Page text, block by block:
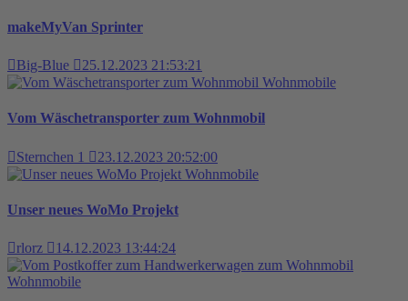
makeMyVan Sprinter
Big-Blue
25.12.2023 21:53:21
Wohnmobile
Vom Wäschetransporter zum Wohnmobil
Sternchen 1
23.12.2023 20:52:00
Wohnmobile
Unser neues WoMo Projekt
rlorz 14.12.2023 13:44:24
Wohnmobile